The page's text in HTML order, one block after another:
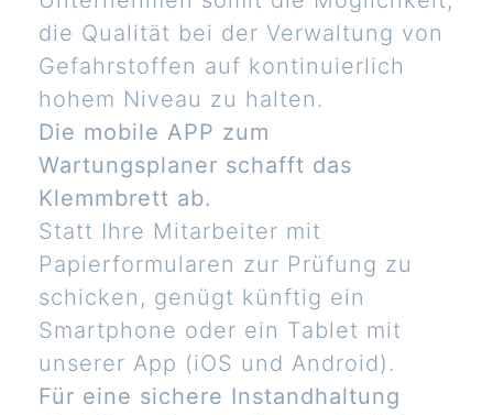
die Qualität bei der Verwaltung von
Gefahrstoffen auf kontinuierlich
hohem Niveau zu halten.
Die mobile APP zum
Wartungsplaner schafft das
Klemmbrett ab.
Statt Ihre Mitarbeiter mit
Papierformularen zur Prüfung zu
schicken, genügt künftig ein
Smartphone oder ein Tablet mit
unserer App (iOS und Android).
Für eine sichere Instandhaltung